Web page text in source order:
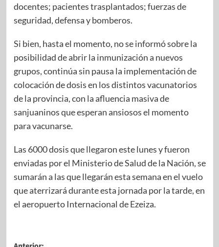
docentes; pacientes trasplantados; fuerzas de
seguridad, defensa y bomberos.
Si bien, hasta el momento, no se informó sobre la
posibilidad de abrir la inmunización a nuevos
grupos, continúa sin pausa la implementación de
colocación de dosis en los distintos vacunatorios
de la provincia, con la afluencia masiva de
sanjuaninos que esperan ansiosos el momento
para vacunarse.
Las 6000 dosis que llegaron este lunes y fueron
enviadas por el Ministerio de Salud de la Nación, se
sumarán a las que llegarán esta semana en el vuelo
que aterrizará durante esta jornada por la tarde, en
el aeropuerto Internacional de Ezeiza.